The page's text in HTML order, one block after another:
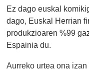
Ez dago euskal
dago, Euskal Herrian
produkzioaren %99
Espainia du.
Aurreko urtea ona